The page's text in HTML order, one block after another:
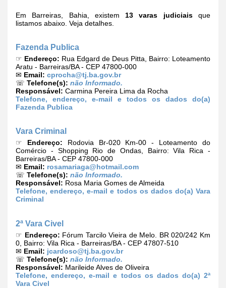
Em Barreiras, Bahia, existem 13 varas judiciaisque
listamos abaixo. Veja detalhes.
Fazenda Publica
☞ Endereço: Rua Edgard de Deus Pitta, Bairro: Loteamento
Aratu - Barreiras/BA - CEP 47800-000
✉ Email: cprocha@tj.ba.gov.br
☏ Telefone(s): não Informado.
Responsável: Carmina Pereira Lima da Rocha
Telefone, endereço, e-mail e todos os dados do(a)
Fazenda Publica
Vara Criminal
☞ Endereço: Rodovia Br-020 Km-00 - Loteamento do
Comércio - Shopping Rio de Ondas, Bairro: Vila Rica -
Barreiras/BA - CEP 47800-000
✉ Email: rosamariaga@hotmail.com
☏ Telefone(s): não Informado.
Responsável: Rosa Maria Gomes de Almeida
Telefone, endereço, e-mail e todos os dados do(a) Vara
Criminal
2ª Vara Civel
☞ Endereço: Fórum Tarcilo Vieira de Melo. BR 020/242 Km
0, Bairro: Vila Rica - Barreiras/BA - CEP 47807-510
✉ Email: jcardoso@tj.ba.gov.br
☏ Telefone(s): não Informado.
Responsável: Marileide Alves de Oliveira
Telefone, endereço, e-mail e todos os dados do(a) 2ª
Vara Civel